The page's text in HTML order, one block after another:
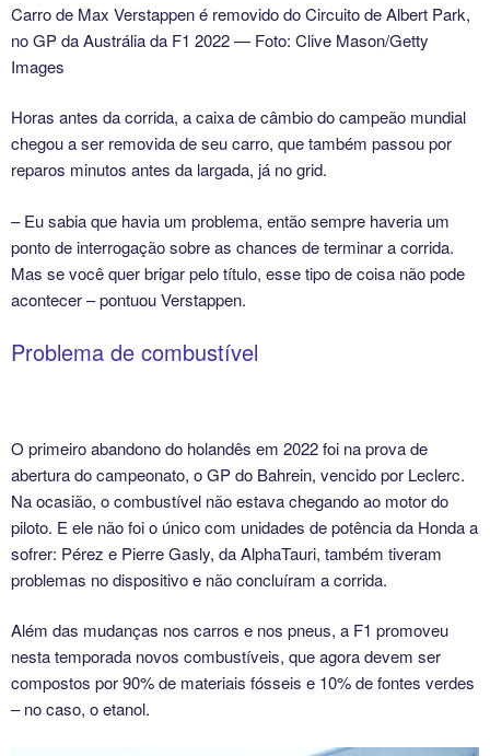
Carro de Max Verstappen é removido do Circuito de Albert Park,
no GP da Austrália da F1 2022 — Foto: Clive Mason/Getty
Images
Horas antes da corrida, a caixa de câmbio do campeão mundial
chegou a ser removida de seu carro, que também passou por
reparos minutos antes da largada, já no grid.
– Eu sabia que havia um problema, então sempre haveria um
ponto de interrogação sobre as chances de terminar a corrida.
Mas se você quer brigar pelo título, esse tipo de coisa não pode
acontecer – pontuou Verstappen.
Problema de combustível
O primeiro abandono do holandês em 2022 foi na prova de
abertura do campeonato, o GP do Bahrein, vencido por Leclerc.
Na ocasião, o combustível não estava chegando ao motor do
piloto. E ele não foi o único com unidades de potência da Honda a
sofrer: Pérez e Pierre Gasly, da AlphaTauri, também tiveram
problemas no dispositivo e não concluíram a corrida.
Além das mudanças nos carros e nos pneus, a F1 promoveu
nesta temporada novos combustíveis, que agora devem ser
compostos por 90% de materiais fósseis e 10% de fontes verdes
– no caso, o etanol.